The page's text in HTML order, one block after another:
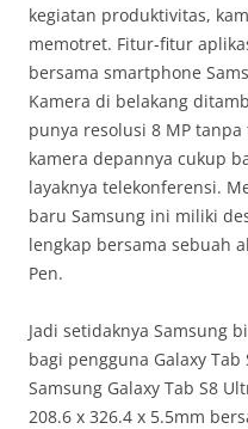
kegiatan produktivitas,
memotret. Fitur-fitur
bersama smartphone
Kamera di belakang
punya resolusi 8 MP tanpa
kamera depannya cukup
layaknya telekonferensi.
baru Samsung ini miliki
lengkap bersama sebuah
Pen.
Jadi setidaknya Samsung
bagi pengguna Galaxy
Samsung Galaxy Tab S8
208.6 x 326.4 x 5.5mm